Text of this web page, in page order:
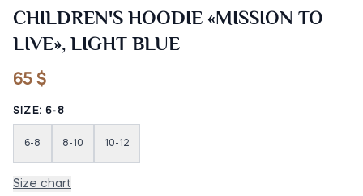
CHILDREN'S HOODIE «MISSION TO
LIVE», LIGHT BLUE
65 $
SIZE: 6-8
6-8 8-10 10-12
Size chart